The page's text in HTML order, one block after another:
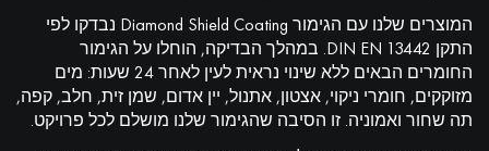
המוצרים שלנו עם הגימור Diamond Shield Coating נבדקו לפי
התקן DIN EN 13442. במהלך הבדיקה, הוחלו על הגימור
החומרים הבאים ללא שינוי נראית לעין לאחר 24 שעות: מים
מזוקקים, חומרי ניקוי, אצטון, אתנול, יין אדום, שמן זית, חלב, קפה,
תה שחור ואמוניה. זו הסיבה שהגימור שלנו מושלם לכל פרויקט.